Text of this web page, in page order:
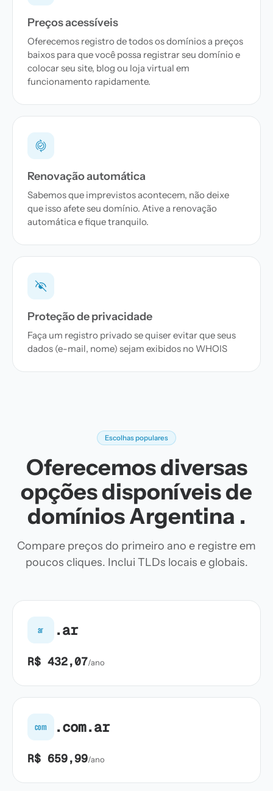
Preços acessíveis
Oferecemos registro de todos os domínios a preços
baixos para que você possa registrar seu domínio e
colocar seu site, blog ou loja virtual em
funcionamento rapidamente.
Renovação automática
Sabemos que imprevistos acontecem, não deixe
que isso afete seu domínio. Ative a renovação
automática e fique tranquilo.
Proteção de privacidade
Faça um registro privado se quiser evitar que seus
dados (e-mail, nome) sejam exibidos no WHOIS
Escolhas populares
Oferecemos diversas
opções disponíveis de
domínios Argentina .
Compare preços do primeiro ano e registre em
poucos cliques. Inclui TLDs locais e globais.
ar .ar
R$ 432,07/ano
com .com.ar
R$ 659,99/ano